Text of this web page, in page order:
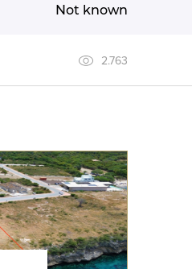
Not known
2.763